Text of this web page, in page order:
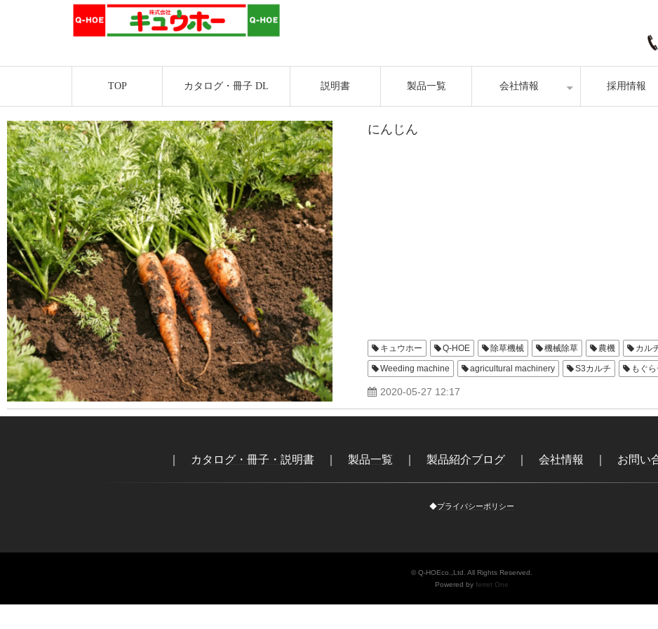
TOP カタログ・冊子 DL 説明書 製品一覧 会社情報 採用情報
にんじん
キュウホー Q-HOE 除草機械 機械除草 農機 カル
Weeding machine agricultural machinery S3カルチ もぐ
人参除草機 深耕カッター
2020-05-27 12:17
カタログ・冊子・説明書 製品一覧 製品紹介ブログ 会社情報 お問い
◆プライバシーポリシー
© Q-HOEco.,Ltd. All Rights Reserved.
Powered by ferret One